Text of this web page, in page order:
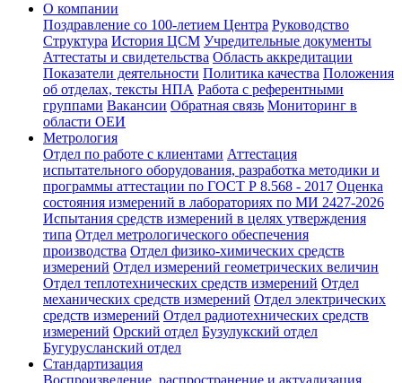
О компании
Поздравление со 100-летием Центра Руководство
Структура История ЦСМ Учредительные документы
Аттестаты и свидетельства Область аккредитации
Показатели деятельности Политика качества Положения
об отделах, тексты НПА Работа с референтными
группами Вакансии Обратная связь Мониторинг в
области ОЕИ
Метрология
Отдел по работе с клиентами Аттестация
испытательного оборудования, разработка методики и
программы аттестации по ГОСТ Р 8.568 - 2017 Оценка
состояния измерений в лабораториях по МИ 2427-2026
Испытания средств измерений в целях утверждения
типа Отдел метрологического обеспечения
производства Отдел физико-химических средств
измерений Отдел измерений геометрических величин
Отдел теплотехнических средств измерений Отдел
механических средств измерений Отдел электрических
средств измерений Отдел радиотехнических средств
измерений Орский отдел Бузулукский отдел
Бугурусланский отдел
Стандартизация
Воспроизведение, распространение и актуализация